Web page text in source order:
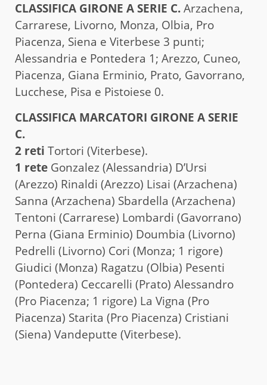
CLASSIFICA GIRONE A SERIE C.Arzachena,
Carrarese, Livorno, Monza, Olbia, Pro
Piacenza, Siena e Viterbese 3 punti;
Alessandria e Pontedera 1; Arezzo, Cuneo,
Piacenza, Giana Erminio, Prato, Gavorrano,
Lucchese, Pisa e Pistoiese 0.
CLASSIFICA MARCATORI GIRONE A SERIE
C.
2 reti Tortori (Viterbese).
1 rete Gonzalez (Alessandria) D’Ursi
(Arezzo) Rinaldi (Arezzo) Lisai (Arzachena)
Sanna (Arzachena) Sbardella (Arzachena)
Tentoni (Carrarese) Lombardi (Gavorrano)
Perna (Giana Erminio) Doumbia (Livorno)
Pedrelli (Livorno) Cori (Monza; 1 rigore)
Giudici (Monza) Ragatzu (Olbia) Pesenti
(Pontedera) Ceccarelli (Prato) Alessandro
(Pro Piacenza; 1 rigore) La Vigna (Pro
Piacenza) Starita (Pro Piacenza) Cristiani
(Siena) Vandeputte (Viterbese).